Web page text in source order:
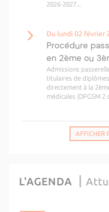
2026-2027...
Du lundi 02 février
Procédure
en 2ème ou
Admissions
titulaires de
directement à la
médicales (DFGSM 2
AFFICHER
L'AGENDA